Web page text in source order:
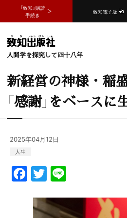
『致知』購読
手続き
致知電子版
人間学を探究して四十八年
新経営の神様・稲
「感謝」をベースに
2025年04月12日
人生
F
a
c
T
w
itte